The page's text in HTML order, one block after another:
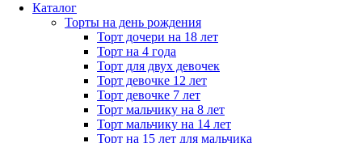
Каталог
Торты на день рождения
Торт дочери на 18 лет
Торт на 4 года
Торт для двух девочек
Торт девочке 12 лет
Торт девочке 7 лет
Торт мальчику на 8 лет
Торт мальчику на 14 лет
Торт на 15 лет для мальчика